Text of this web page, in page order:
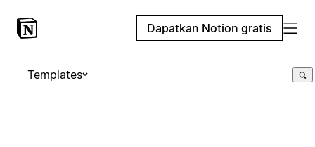
Dapatkan Notion gratis
Templates